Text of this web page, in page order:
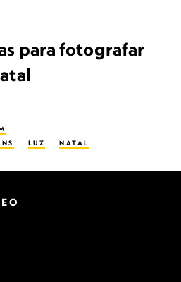
para fotografar
LUZ NATAL